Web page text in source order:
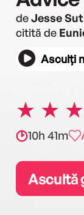
deJesse
citită de
Asculți
10h 41m
Ascultă